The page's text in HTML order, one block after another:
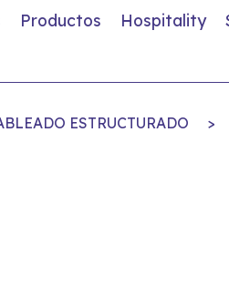
Productos Hospitality
ESTRUCTURADO >